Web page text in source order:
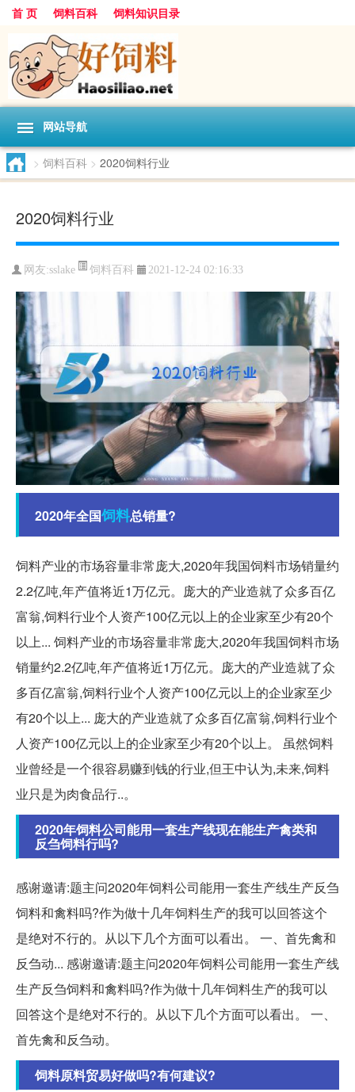
首 页 饲料百科 饲料知识目录
网站导航
> 饲料百科 > 2020饲料行业
2020饲料行业
网友:sslake 饲料百科 2021-12-24 02:16:33
2020年全国饲料总销量?
饲料产业的市场容量非常庞大,2020年我国饲料市场销量约
2.2亿吨,年产值将近1万亿元。庞大的产业造就了众多百亿
富翁,饲料行业个人资产100亿元以上的企业家至少有20个
以上... 饲料产业的市场容量非常庞大,2020年我国饲料市场
销量约2.2亿吨,年产值将近1万亿元。庞大的产业造就了众
多百亿富翁,饲料行业个人资产100亿元以上的企业家至少
有20个以上... 庞大的产业造就了众多百亿富翁,饲料行业个
人资产100亿元以上的企业家至少有20个以上。 虽然饲料
业曾经是一个很容易赚到钱的行业,但王中认为,未来,饲料
业只是为肉食品行..。
2020年饲料公司能用一套生产线现在能生产禽类和
反刍饲料行吗?
感谢邀请:题主问2020年饲料公司能用一套生产线生产反刍
饲料和禽料吗?作为做十几年饲料生产的我可以回答这个
是绝对不行的。从以下几个方面可以看出。 一、首先禽和
反刍动... 感谢邀请:题主问2020年饲料公司能用一套生产线
生产反刍饲料和禽料吗?作为做十几年饲料生产的我可以
回答这个是绝对不行的。从以下几个方面可以看出。 一、
首先禽和反刍动。
饲料原料贸易好做吗?有何建议?